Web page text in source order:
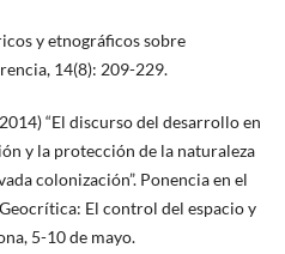
y etnográficos sobre
14(8): 209-229.
“El discurso del desarrollo en
y la protección de la naturaleza
colonización”. Ponencia en el
El control del espacio y
5-10 de mayo.